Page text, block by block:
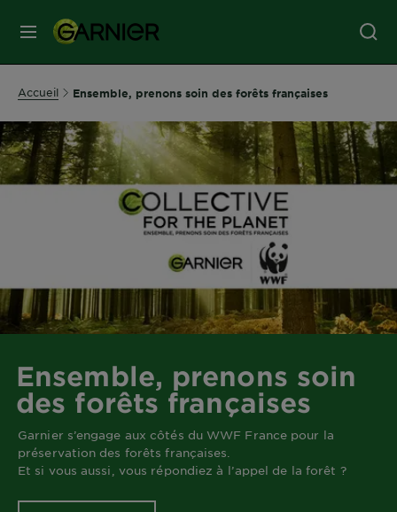
MENU
SOINS
SOINS
SOLAIRE
SERVICES
&
DIAGNOSTICS
NOS
ENGAGEMENTS
Accueil Ensemble, prenons soin des forêts françaises
Ensemble, prenons soin
des forêts françaises
Garnier s’engage aux côtés du WWF France pour la
préservation des forêts françaises.
Et si vous aussi, vous répondiez à l’appel de la forêt ?